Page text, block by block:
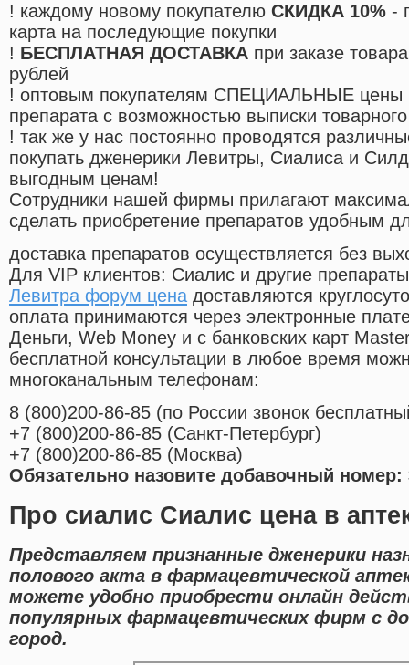
! каждому новому покупателю СКИДКА 10% -
карта на последующие покупки
! БЕСПЛАТНАЯ ДОСТАВКА при заказе
рублей
! оптовым покупателям СПЕЦИАЛЬНЫЕ цены
препарата с возможностью выписки
! так же у нас постоянно проводятся
покупать дженерики Левитры, Сиалиса и
выгодным ценам!
Cотрудники нашей фирмы прилагают
сделать приобретение препаратов удобным
доставка препаратов осуществляется без
Для VIP клиентов: Сиалис и другие
Левитра форум цена доставляются
оплата принимаются через электронные
Деньги, Web Money и с банковских карт
бесплатной консультации в любое время
многоканальным телефонам:
8 (800)200-86-85 (по России звонок
+7 (800)200-86-85 (Санкт-Петербург)
+7 (800)200-86-85 (Москва)
Обязательно назовите добавочный номер:
Про сиалис Сиалис цена в
Представляем признанные дженерики
полового акта в фармацевтической
можете удобно приобрести онлайн
популярных фармацевтических фирм с
город.